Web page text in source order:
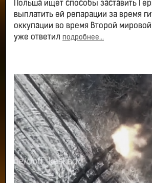
Польша ищет способы заставить
выплатить ей репарации за время
оккупации во время Второй
уже ответил подробнее...